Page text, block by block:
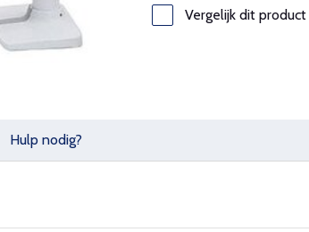
Vergelijk dit product
Hulp nodig?